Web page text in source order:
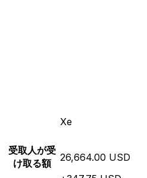
Xe
受取人が受
け取る額
26,664.00 USD